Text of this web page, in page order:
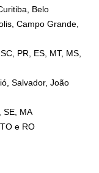
Belo
Campo Grande,
PR, ES, MT, MS,
Salvador, João
SE, MA
e RO